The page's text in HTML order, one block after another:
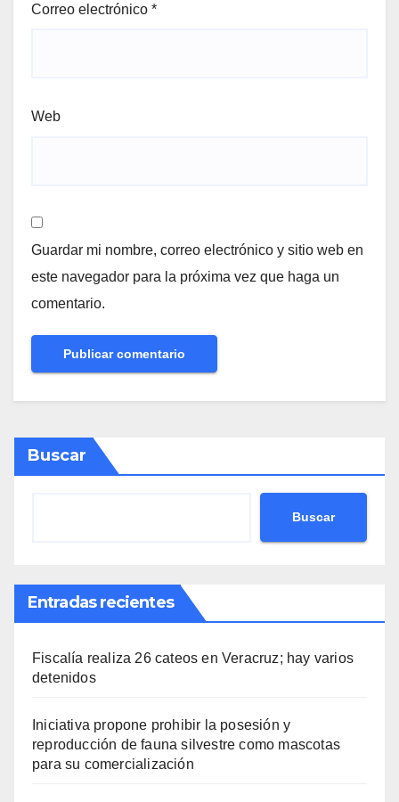
Correo electrónico *
Web
Guardar mi nombre, correo electrónico y sitio web en
este navegador para la próxima vez que haga un
comentario.
Buscar
Buscar
Entradas recientes
Fiscalía realiza 26 cateos en Veracruz; hay varios
detenidos
Iniciativa propone prohibir la posesión y
reproducción de fauna silvestre como mascotas
para su comercialización